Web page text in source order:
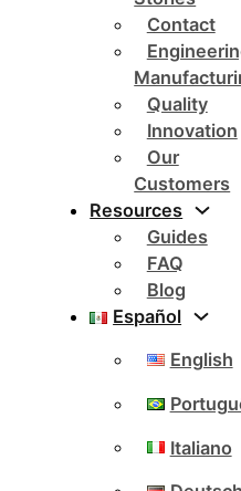
Contact
Quality
Innovation
Our
Customers
Resources
Guides
FAQ
Blog
Español
English
Italiano